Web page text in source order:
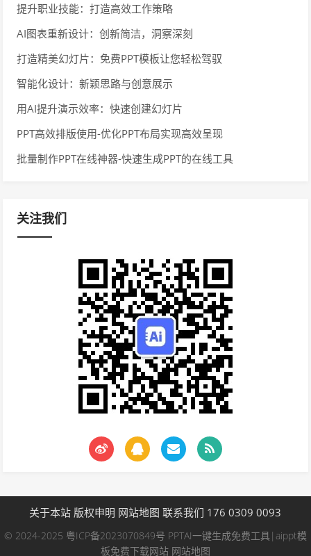
提升职业技能：打造高效工作策略
AI图表重新设计：创新简洁，洞察深刻
打造精美幻灯片：免费PPT模板让您轻松驾驭
智能化设计：新颖思路与创意展示
用AI提升演示效率：快速创建幻灯片
PPT高效排版使用-优化PPT布局实现高效呈现
批量制作PPT在线神器-快速生成PPT的在线工具
关注我们
关于本站 版权申明 网站地图 联系我们 176 0309 0093
© 2024-2025 粤ICP备2023070849号 PPTAI一键生成免费工具|aippt模
板免费下载网站 网站地图